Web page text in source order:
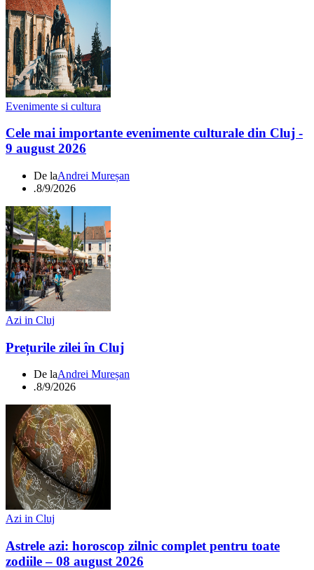
Evenimente si cultura
Cele mai importante evenimente culturale din Cluj -
9 august 2026
De laAndrei Mureșan
.8/9/2026
Azi in Cluj
Prețurile zilei în Cluj
De laAndrei Mureșan
.8/9/2026
Azi in Cluj
Astrele azi: horoscop zilnic complet pentru toate
zodiile – 08 august 2026